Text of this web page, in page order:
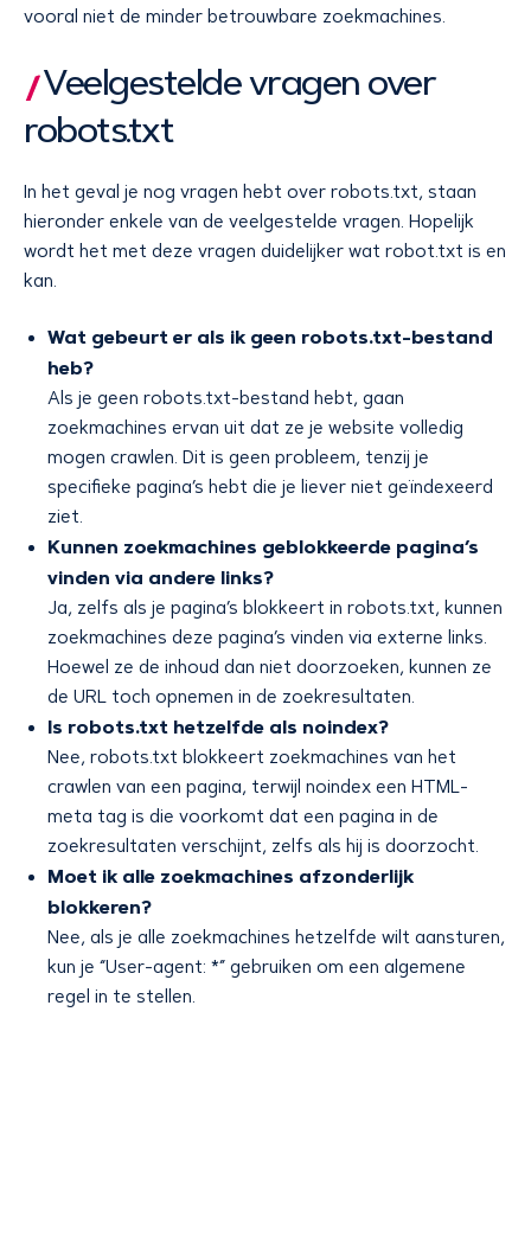
vooral niet de minder betrouwbare zoekmachines.
Veelgestelde vragen over
robots.txt
In het geval je nog vragen hebt over robots.txt, staan
hieronder enkele van de veelgestelde vragen. Hopelijk
wordt het met deze vragen duidelijker wat robot.txt is en
kan.
Wat gebeurt er als ik geen robots.txt-bestand
heb?
Als je geen robots.txt-bestand hebt, gaan
zoekmachines ervan uit dat ze je website volledig
mogen crawlen. Dit is geen probleem, tenzij je
specifieke pagina’s hebt die je liever niet geïndexeerd
ziet.
Kunnen zoekmachines geblokkeerde pagina’s
vinden via andere links?
Ja, zelfs als je pagina’s blokkeert in robots.txt, kunnen
zoekmachines deze pagina’s vinden via externe links.
Hoewel ze de inhoud dan niet doorzoeken, kunnen ze
de URL toch opnemen in de zoekresultaten.
Is robots.txt hetzelfde als noindex?
Nee, robots.txt blokkeert zoekmachines van het
crawlen van een pagina, terwijl noindex een HTML-
meta tag is die voorkomt dat een pagina in de
zoekresultaten verschijnt, zelfs als hij is doorzocht.
Moet ik alle zoekmachines afzonderlijk
blokkeren?
Nee, als je alle zoekmachines hetzelfde wilt aansturen,
kun je “User-agent: *” gebruiken om een algemene
regel in te stellen.